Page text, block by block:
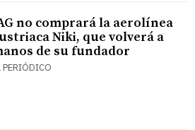
no comprará la aerolínea
Niki, que volverá a
de su fundador
PERIÓDICO